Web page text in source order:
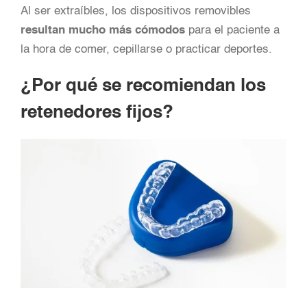
Al ser extraíbles, los dispositivos removibles
resultan mucho más cómodos para el paciente a
la hora de comer, cepillarse o practicar deportes.
¿Por qué se recomiendan los
retenedores fijos?